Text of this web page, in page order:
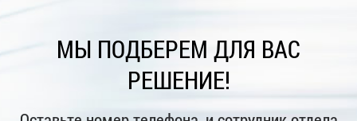
МЫ ПОДБЕРЕМ ДЛЯ ВАС
РЕШЕНИЕ!